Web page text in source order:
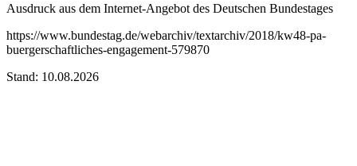
Ausdruck aus dem Internet-Angebot des Deutschen Bundestages
https://www.bundestag.de/webarchiv/textarchiv/2018/kw48-pa-
buergerschaftliches-engagement-579870
Stand: 10.08.2026